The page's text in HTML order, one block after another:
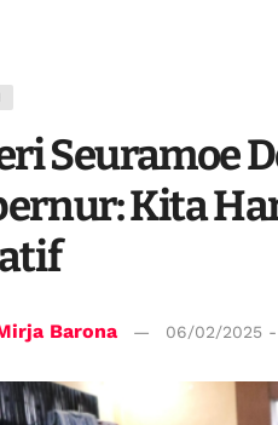
Seuramoe
Kita
Barona 06/02/2025 -